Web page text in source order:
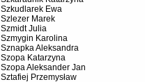
Szkudlarek Ewa
Szlezer Marek
Szmidt Julia
Szmygin Karolina
Sznapka Aleksandra
Szopa Katarzyna
Szopa Aleksander Jan
Sztafiej Przemysław